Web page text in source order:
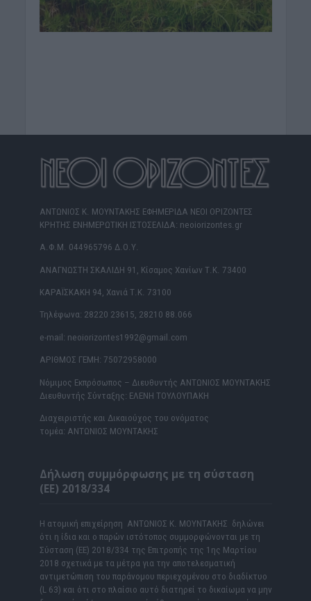
ΑΝΤΩΝΙΟΣ Κ. ΜΟΥΝΤΑΚΗΣ ΕΦΗΜΕΡΙΔΑ ΝΕΟΙ ΟΡΙΖΟΝΤΕΣ
ΚΡΗΤΗΣ ΕΝΗΜΕΡΩΤΙΚΗ ΙΣΤΟΣΕΛΙΔΑ: neoiorizontes.gr
Α.Φ.Μ. 044965796 Δ.Ο.Υ.
ΑΝΑΓΝΩΣΤΗ ΣΚΑΛΙΔΗ 91, Κίσαμος Χανίων Τ.Κ. 73400
ΚΑΡΑΪΣΚΑΚΗ 94, Χανιά Τ.Κ. 73100
Τηλέφωνα: 28220 23615, 28210 88.066
e-mail: neoiorizontes1992@gmail.com
ΑΡΙΘΜΟΣ ΓΕΜΗ: 75072958000
Νόμιμος Εκπρόσωπος – Διευθυντής ΑΝΤΩΝΙΟΣ ΜΟΥΝΤΑΚΗΣ
Διευθυντής Σύνταξης: ΕΛΕΝΗ ΤΟΥΛΟΥΠΑΚΗ
Διαχειριστής και Δικαιούχος του ονόματος
τομέα: ΑΝΤΩΝΙΟΣ ΜΟΥΝΤΑΚΗΣ
Δήλωση συμμόρφωσης με τη σύσταση
(ΕΕ) 2018/334
Η ατομική επιχείρηση ΑΝΤΩΝΙΟΣ Κ. ΜΟΥΝΤΑΚΗΣ δηλώνει
ότι η ίδια και ο παρών ιστότοπος συμμορφώνονται με τη
Σύσταση (ΕΕ) 2018/334 της Επιτροπής της 1ης Μαρτίου
2018 σχετικά με τα μέτρα για την αποτελεσματική
αντιμετώπιση του παράνομου περιεχομένου στο διαδίκτυο
(L 63) και ότι στο πλαίσιο αυτό διατηρεί το δικαίωμα να μην